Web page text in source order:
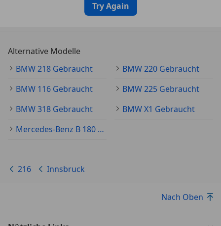
Klimaautomatik 2 Zonen
Müdigkeitswarnsystem
Ölwartungsintervall 24 Monate/30.000 km
Personal eSIM
Premium-Paket
Reifendruckkontrollsystem
Vorbereitung Sitzheizung vorn
Heckklappenbetätigung automatisch
Try Again
Alternative Modelle
BMW 218 Gebraucht
BMW 220 Gebraucht
BMW 116 Gebraucht
BMW 225 Gebraucht
BMW 318 Gebraucht
BMW X1 Gebraucht
Mercedes-Benz B 180 Gebraucht
216 Innsbruck
Nach Oben